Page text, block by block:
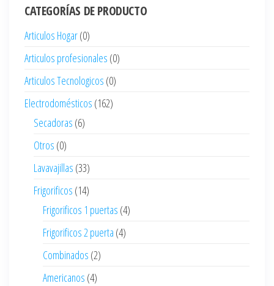
CATEGORÍAS DE PRODUCTO
Articulos Hogar(0)
Articulos profesionales (0)
Articulos Tecnologicos (0)
Electrodomésticos (162)
Secadoras (6)
Otros (0)
Lavavajillas (33)
Frigorificos (14)
Frigorificos 1 puertas (4)
Frigorificos 2 puerta (4)
Combinados (2)
Americanos (4)